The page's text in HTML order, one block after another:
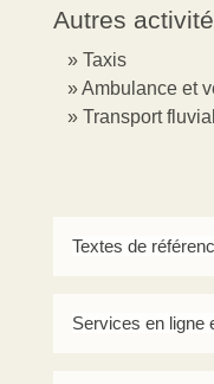
Autres
Taxis
Ambulance et
Transport fluvial
Textes de
Services en ligne